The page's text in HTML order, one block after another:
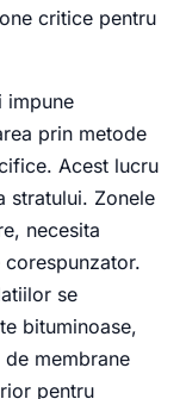
critice pentru
impune
prin metode
Acest lucru
stratului. Zonele
necesita
se
bituminoase,
membrane
pentru